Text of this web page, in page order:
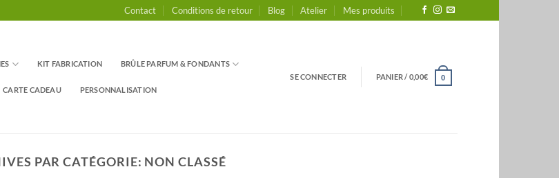
Contact Conditions de retour Blog Atelier Mes produits
KIT FABRICATION BRÛLE PARFUM & FONDANTS
CARTE CADEAU PERSONNALISATION
SE CONNECTER PANIER /0,00€ 0
PAR CATÉGORIE: NON CLASSÉ